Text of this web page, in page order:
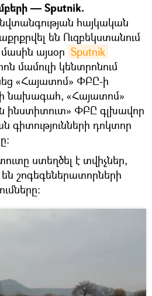
— Sputnik.
հայկական
են Ուզբեկստանում
այսօր Sputnik
մամուլի կենտրոնում
«Հայատոմ» ՓԲԸ-ի
նախագահ, «Հայատոմ»
ՓԲԸ գլխավոր
դոկտոր
ստեղծել է տվիչներ,
շոգեգեներատորների